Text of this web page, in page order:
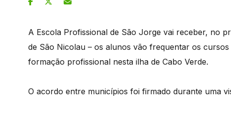
A Escola Profissional de São Jorge vai receber, no
de São Nicolau – os alunos vão frequentar os
formação profissional nesta ilha de Cabo Verde.
O acordo entre municípios foi firmado durante uma